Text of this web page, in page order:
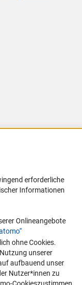
erforderliche
Informationen
Onlineangebote
ohne Cookies.
unserer
aufbauend unser
Nutzer*innen zu